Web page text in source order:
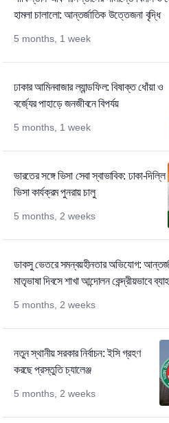
হামলা চালালো: আন্তর্জাতিক উত্তেজনা বৃদ্ধি
5 months, 1 week
ঢাকার আমিনবাজার ল্যান্ডফিল: বিষাক্ত ধোঁয়া ও
বর্জ্যের পাহাড়ে জনজীবনে বিপর্যয়
5 months, 1 week
ভারতের সঙ্গে ভিসা সেবা স্বাভাবিক: ঢাকা-দিল্লি
ভিসা কার্যক্রম পুনরায় চালু
5 months, 2 weeks
ডাকসু ভেতরে সমন্বয়হীনতার অভিযোগ:
মাতৃভাষা দিবসে শাখা আন্দোলন কেন্দ্রীয়ভাবে
5 months, 2 weeks
নতুন স্থানীয় সরকার নির্বাচন: ইসি গ্রহণ
করছে প্রস্তুতি চ্যালেঞ্জ
5 months, 2 weeks